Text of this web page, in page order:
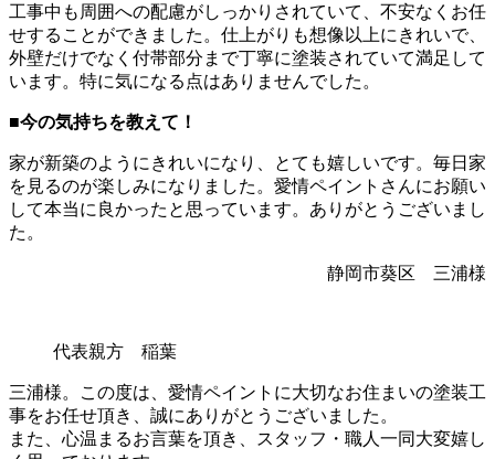
工事中も周囲への配慮がしっかりされていて、不安なくお任
せすることができました。仕上がりも想像以上にきれいで、
外壁だけでなく付帯部分まで丁寧に塗装されていて満足して
います。特に気になる点はありませんでした。
■今の気持ちを教えて！
家が新築のようにきれいになり、とても嬉しいです。毎日家
を見るのが楽しみになりました。愛情ペイントさんにお願い
して本当に良かったと思っています。ありがとうございまし
た。
静岡市葵区 三浦様
代表親方 稲葉
三浦様。この度は、愛情ペイントに大切なお住まいの塗装工
事をお任せ頂き、誠にありがとうございました。
また、心温まるお言葉を頂き、スタッフ・職人一同大変嬉し